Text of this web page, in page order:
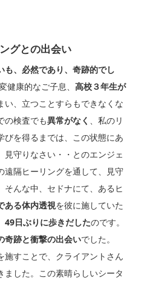
グとの出会い
も、必然であり、奇跡的でし
健康的なご子息、 高校３年生が
い、立つことすらもできなくな
の検査でも異常がなく
、私のリ
びを得るまでは、この状態にあ
守りなさい・・とのエンジェ
遠隔ヒーリングを通して、見守
んな中、セドナにて、あるヒ
ある体内透視を彼に施していた
49日ぶりに歩きだしたのです。
奇跡と衝撃の出会いでした。
すことで、クライアントさん
した。この素晴らしいシータ